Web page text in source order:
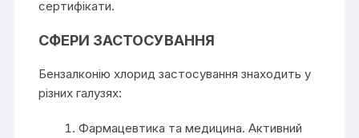
сертифікати.
СФЕРИ ЗАСТОСУВАННЯ
Бензалконію хлорид застосування знаходить у
різних галузях:
Фармацевтика та медицина. Активний